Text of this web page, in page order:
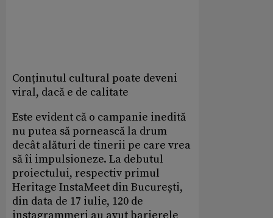
Conținutul cultural poate deveni
viral, dacă e de calitate
Este evident că o campanie inedită
nu putea să pornească la drum
decât alături de tinerii pe care vrea
să îi impulsioneze. La debutul
proiectului, respectiv primul
Heritage InstaMeet din București,
din data de 17 iulie, 120 de
instagrammeri au avut barierele